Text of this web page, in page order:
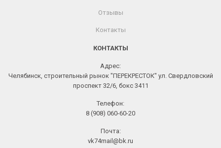
Отзывы
Контакты
КОНТАКТЫ
Адрес:
Челябинск, строительный рынок "ПЕРЕКРЕСТОК" ул. Свердловский
проспект 32/6, бокс 3411
Телефон:
8 (908) 060-60-20
Почта:
vk74mail@bk.ru